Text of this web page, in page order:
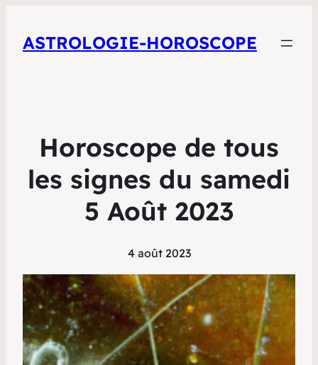
ASTROLOGIE-HOROSCOPE
Horoscope de tous
les signes du samedi
5 Août 2023
4 août 2023